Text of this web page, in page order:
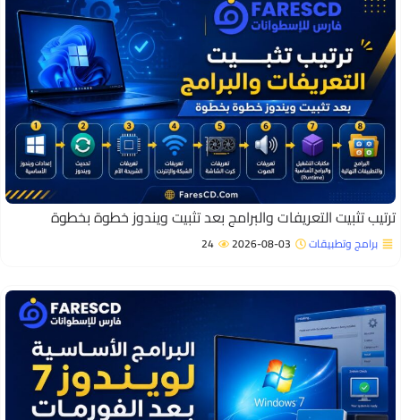
تثبيت التعريفات والبرامج بعد تثبيت ويندوز خطوة بخطوة
برامج وتطبيقات 2026-08-03
24